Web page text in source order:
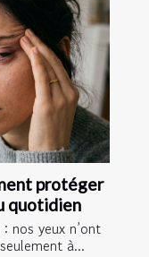
protéger
quotidien
nos yeux n’ont
à...